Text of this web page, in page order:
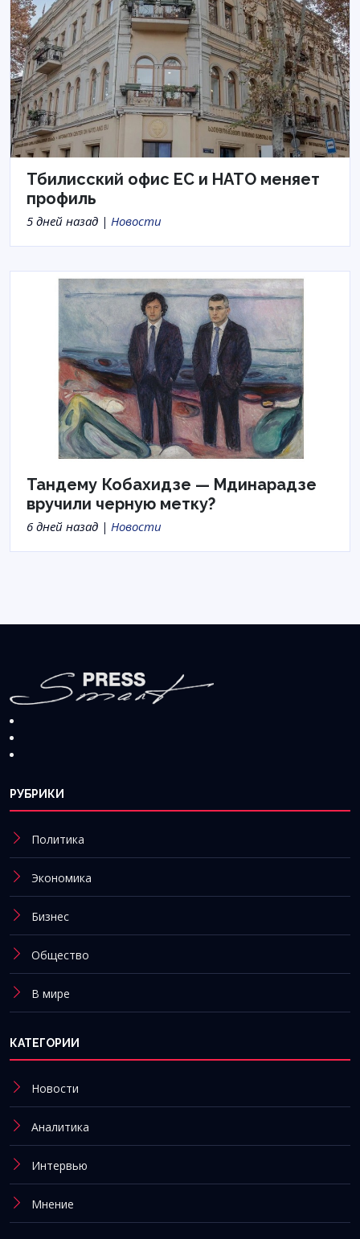
Тбилисский офис ЕС и НАТО меняет
профиль
5 дней назад | Новости
Тандему Кобахидзе — Мдинарадзе
вручили черную метку?
6 дней назад | Новости
РУБРИКИ
Политика
Экономика
Бизнес
Общество
В мире
КАТЕГОРИИ
Новости
Аналитика
Интервью
Мнение